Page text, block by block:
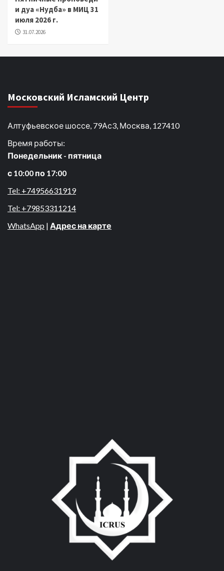
и дуа «Нудба» в МИЦ 31
июля 2026 г.
31.07.2026
Московский Исламский Центр
Алтуфьевское шоссе, 79Ас3, Москва, 127410
Время работы:
Понедельник - пятница
с 10:00 по 17:00
Tel: +74956631919
Tel: +79853311214
WhatsApp | Адрес на карте